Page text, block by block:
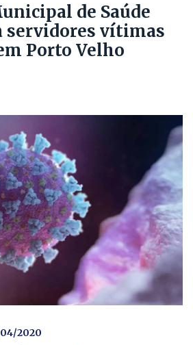
de Saúde
servidores vítimas
Porto Velho
2020